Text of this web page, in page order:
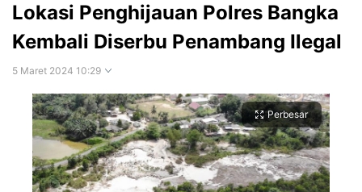
Lokasi Penghijauan Polres Bangka
Kembali Diserbu Penambang Ilegal
5 Maret 2024 10:29
Perbesar